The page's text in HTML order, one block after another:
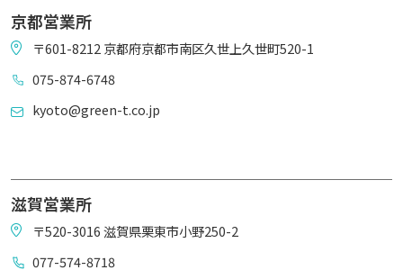
京都営業所
〒601-8212 京都府京都市南区久世上久世町520-1
075-874-6748
kyoto@green-t.co.jp
滋賀営業所
〒520-3016 滋賀県栗東市小野250-2
077-574-8718